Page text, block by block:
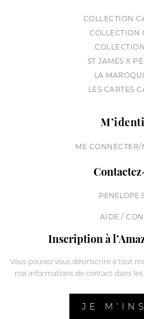
COLLECTION
COLLECTION
ST JAMES X
LA
LES CARTES
ME CONNECTER/
PENELOPE
AIDE /
Inscription à
Vous pouvez vous désinscrire à tout
nos informations de contact dans
JE